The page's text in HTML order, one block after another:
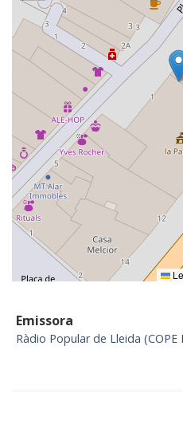
Emissora
Ràdio Popular de Lleida (COPE